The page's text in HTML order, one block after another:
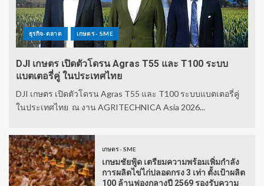
ธุรกิจ-ตลาด เกษตร - SME
DJI เกษตร เปิดตัวโดรน Agras T55 และ T100 ระบบ
แบตเตอรี่คู่ ในประเทศไทย
DJI เกษตร เปิดตัวโดรน Agras T55 และ T100 ระบบแบตเตอรี่คู่
ในประเทศไทย ณ งาน AGRITECHNICA Asia 2026...
เกษตร - SME
เกษมชัยฟู้ด เตรียมความพร้อมเพิ่มกำลัง
การผลิตไข่ไก่ปลอดกรง 3 เท่า ตั้งเป้าผลิต
100 ล้านฟองกลางปี 2569 รองรับความ